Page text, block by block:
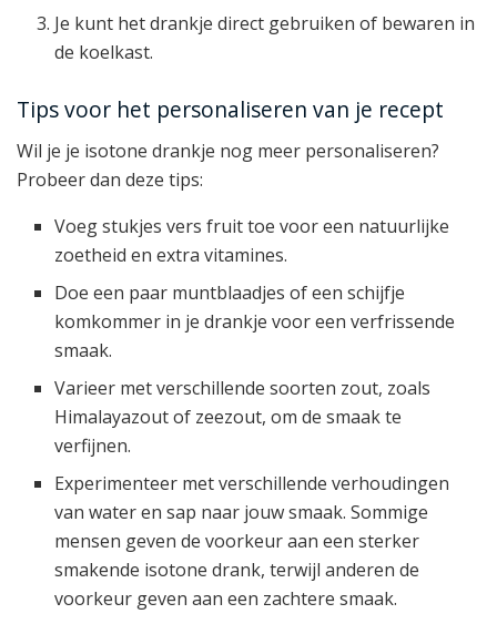
Je kunt het drankje direct gebruiken of bewaren in
de koelkast.
Tips voor het personaliseren van je recept
Wil je je isotone drankje nog meer personaliseren?
Probeer dan deze tips:
Voeg stukjes vers fruit toe voor een natuurlijke
zoetheid en extra vitamines.
Doe een paar muntblaadjes of een schijfje
komkommer in je drankje voor een verfrissende
smaak.
Varieer met verschillende soorten zout, zoals
Himalayazout of zeezout, om de smaak te
verfijnen.
Experimenteer met verschillende verhoudingen
van water en sap naar jouw smaak. Sommige
mensen geven de voorkeur aan een sterker
smakende isotone drank, terwijl anderen de
voorkeur geven aan een zachtere smaak.